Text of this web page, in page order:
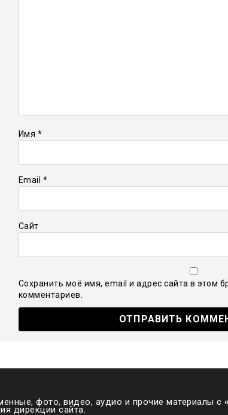
Имя *
Email *
Сайт
Сохранить моё имя, email и адрес сайта в этом
комментариев.
фото, видео, аудио и прочие материалы с «
дирекции сайта.